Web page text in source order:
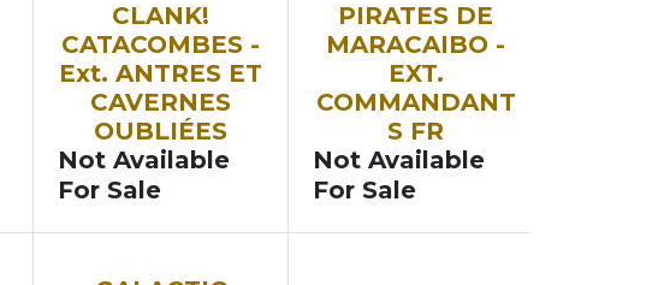
CLANK!
CATACOMBES -
Ext. ANTRES ET
CAVERNES
OUBLIÉES
Not Available
For Sale
PIRATES DE
MARACAIBO -
EXT.
COMMANDANT
S FR
Not Available
For Sale